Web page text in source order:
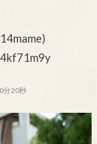
分20秒